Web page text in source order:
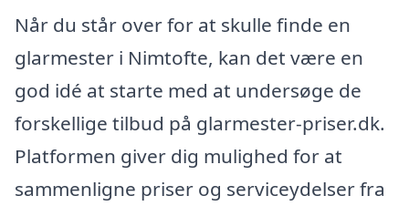
Når du står over for at skulle finde en
glarmester i Nimtofte, kan det være en
god idé at starte med at undersøge de
forskellige tilbud på glarmester-priser.dk.
Platformen giver dig mulighed for at
sammenligne priser og serviceydelser fra